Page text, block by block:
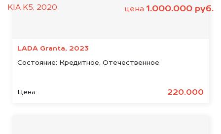
LADA Granta, 2023
Состояние: Кредитное, Отечественное
Цена: 220.000
KIA K5, 2020
цена 1.000.000 руб.